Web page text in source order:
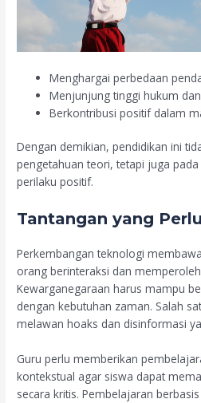
Menghargai perbedaan
Menjunjung tinggi hukum
Berkontribusi positif dalam
Dengan demikian, pendidikan ini
pengetahuan teori, tetapi juga
perilaku positif.
Tantangan yang
Perkembangan teknologi
orang berinteraksi dan
Kewarganegaraan harus mampu
dengan kebutuhan zaman. Salah
melawan hoaks dan disinformasi
Guru perlu memberikan
kontekstual agar siswa dapat
secara kritis. Pembelajaran